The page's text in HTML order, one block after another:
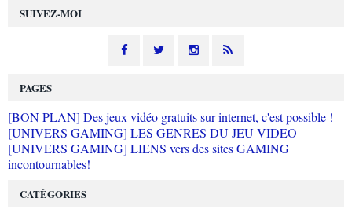
SUIVEZ-MOI
PAGES
[BON PLAN] Des jeux vidéo gratuits sur internet, c'est possible !
[UNIVERS GAMING] LES GENRES DU JEU VIDEO
[UNIVERS GAMING] LIENS vers des sites GAMING
incontournables!
CATÉGORIES